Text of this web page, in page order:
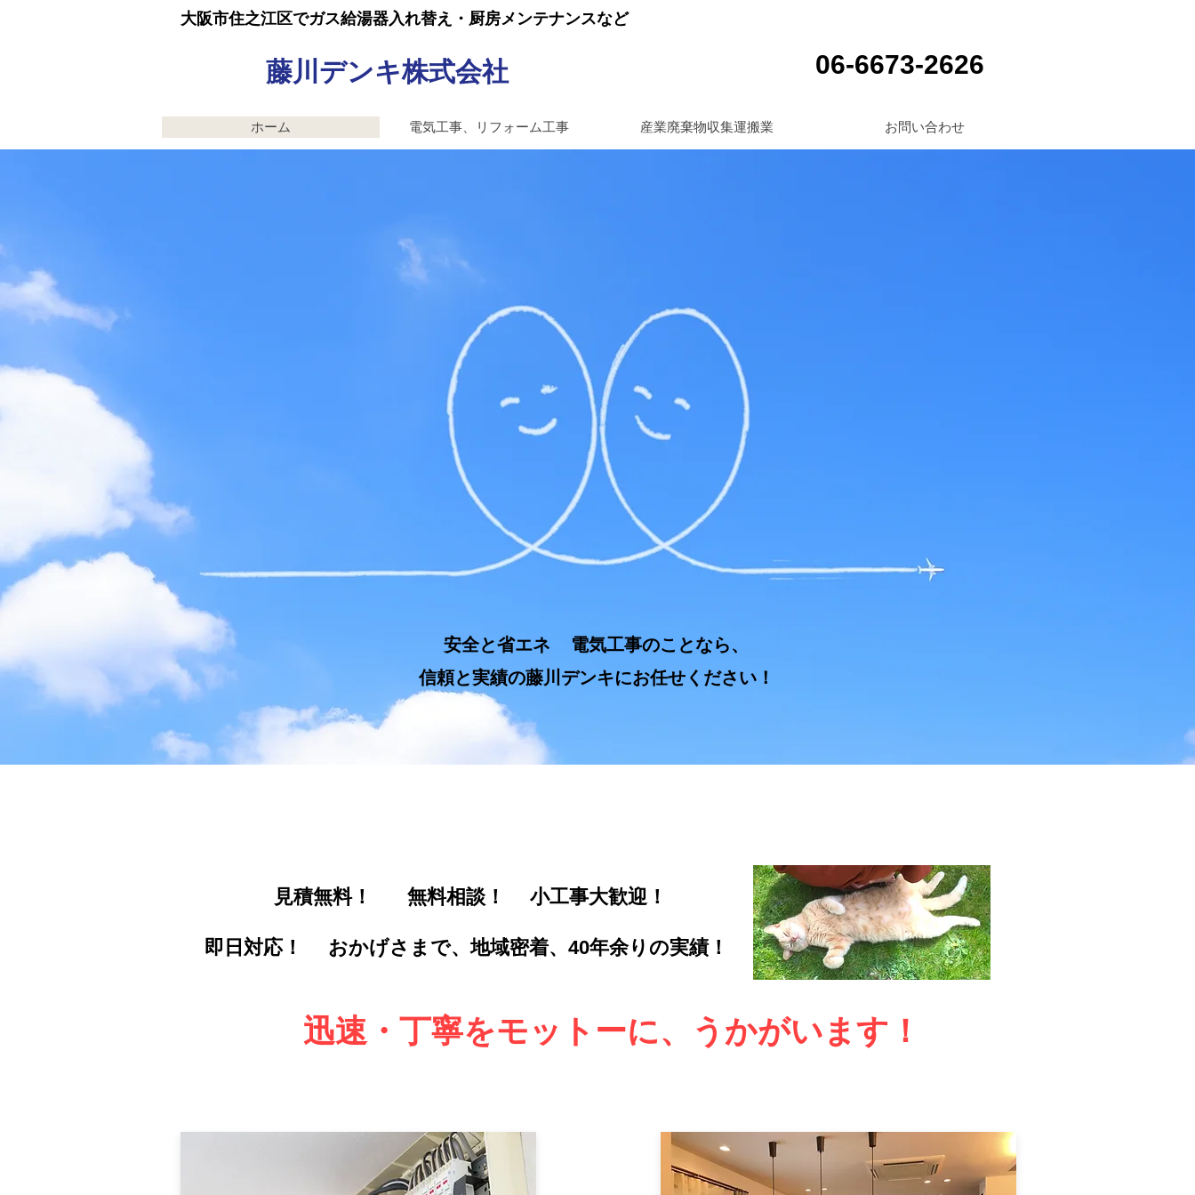
大阪市住之江区でガス給湯器入れ替え・厨房メンテナンスなど
​藤川デンキ株式会社 06-6673-2626
ホーム 電気工事、リフォーム工事 産業廃棄物収集運搬業 お問い合わせ
​安全と省エネ
​電気工事のことなら、
信頼と実績の藤川デンキにお任せください！
​見積無料！ ​無料相談！ ​小工事大歓迎！
​即日対応！ ​おかげさまで、地域密着、40年余りの実績！
​迅速・丁寧をモットーに、うかがいます！